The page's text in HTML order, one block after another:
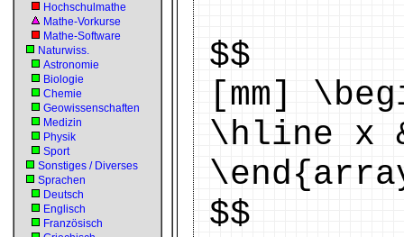
Hochschulmathe
Mathe-Vorkurse
Mathe-Software
Naturwiss.
Astronomie
Biologie
Chemie
Geowissenschaften
Medizin
Physik
Sport
Sonstiges / Diverses
Sprachen
Deutsch
Englisch
Französisch
$$
[mm]
\hline x
$$